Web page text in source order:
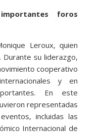
foros
Leroux, quien
Durante su liderazgo,
cooperativo
y en
En este
representadas
incluidas las
Internacional de